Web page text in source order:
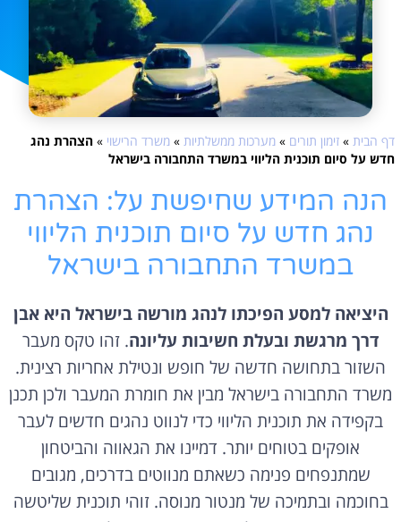
דף הבית » זימון תורים » מערכות ממשלתיות » משרד הרישוי » הצהרת נהג
חדש על סיום תוכנית הליווי במשרד התחבורה בישראל
הנה המידע שחיפשת על: הצהרת
נהג חדש על סיום תוכנית הליווי
במשרד התחבורה בישראל
היציאה למסע הפיכתו לנהג מורשה בישראל היא אבן
דרך מרגשת ובעלת חשיבות עליונה. זהו טקס מעבר
השזור בתחושה חדשה של חופש ונטילת אחריות רצינית.
משרד התחבורה בישראל מבין את חומרת המעבר ולכן תכנן
בקפידה את תוכנית הליווי כדי לנווט נהגים חדשים לעבר
אופקים בטוחים יותר. דמיינו את הגאווה והביטחון
שמתנפחים פנימה כשאתם מנווטים בדרכים, מגובים
בחוכמה ובתמיכה של מנטור מנוסה. זוהי תוכנית שליטשה